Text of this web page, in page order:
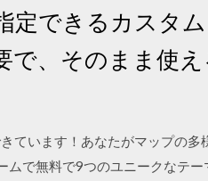
できるカスタ
、そのまま使
います！あなたがマップの多
で無料で9つのユニークなテ